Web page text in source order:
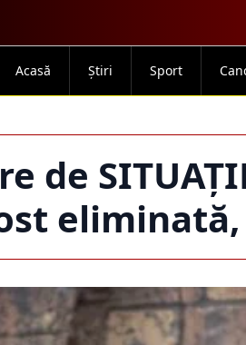
Acasă Știri Sport
de